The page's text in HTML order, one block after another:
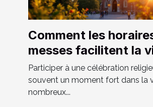
Comment les
messes facilitent la
fidèles ?
Participer à une célébration
souvent un moment fort dans la
nombreux...